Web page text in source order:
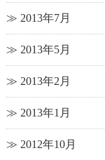
2013年7月
2013年5月
2013年2月
2013年1月
2012年10月